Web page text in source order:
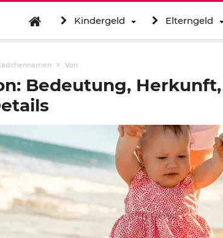
Kindergeld Elterngeld
Von
Bedeutung,